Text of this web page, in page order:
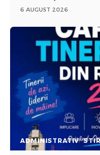
6 AUGUST 2026
ADMINISTRATIV